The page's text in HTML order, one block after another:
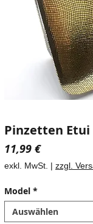
Pinzetten Etui
11,99 €Preis
exkl. MwSt. | zzgl.
Model *